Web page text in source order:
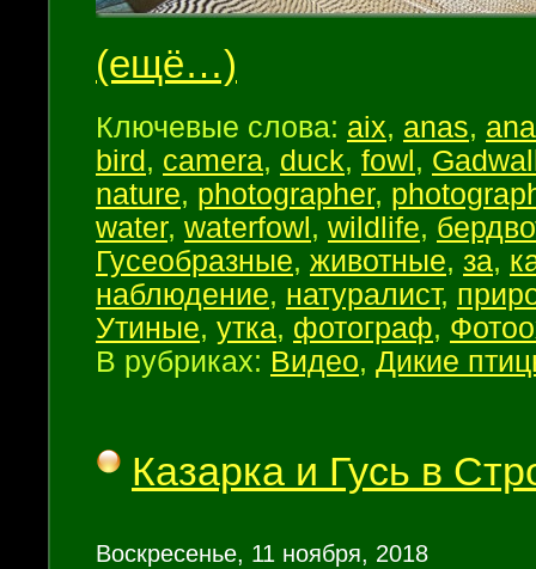
(ещё…)
Ключевые слова: aix, anas,
bird , camera, duck, fowl ,
nature, photographer,
water, waterfowl , wildlife,
Гусеобразные, животные, за,
наблюдение, натуралист,
Утиные, утка, фотограф,
В рубриках: Видео, Дикие
Казарка и Гусь в
Воскресенье, 11 ноября, 2018